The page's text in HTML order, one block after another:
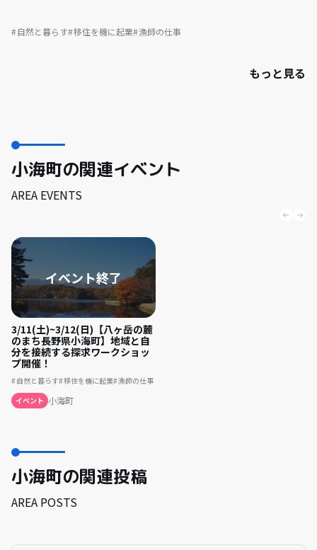
自然と暮らす 移住を機に起業 漁師の仕事
もっと見る
小海町の関連イベント
AREA EVENTS
3/11(土)~3/12(日)【八ヶ岳の麓
のまち長野県小海町】地域と自
分を接続する探求ワークショッ
プ開催！
自然と暮らす 移住を機に起業 漁師の仕事
イベント 小海町
小海町の関連投稿
AREA POSTS